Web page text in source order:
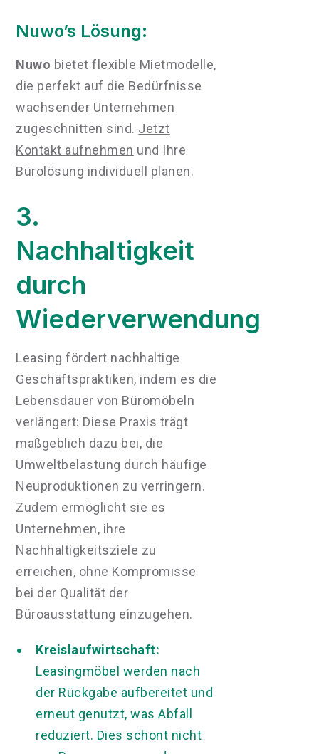
Nuwo’s Lösung:
Nuwo bietet flexible Mietmodelle,
die perfekt auf die Bedürfnisse
wachsender Unternehmen
zugeschnitten sind. Jetzt
Kontakt aufnehmen und Ihre
Bürolösung individuell planen.
3.
Nachhaltigkeit
durch
Wiederverwendung
Leasing fördert nachhaltige
Geschäftspraktiken, indem es die
Lebensdauer von Büromöbeln
verlängert: Diese Praxis trägt
maßgeblich dazu bei, die
Umweltbelastung durch häufige
Neuproduktionen zu verringern.
Zudem ermöglicht sie es
Unternehmen, ihre
Nachhaltigkeitsziele zu
erreichen, ohne Kompromisse
bei der Qualität der
Büroausstattung einzugehen.
Kreislaufwirtschaft:
Leasingmöbel werden nach
der Rückgabe aufbereitet und
erneut genutzt, was Abfall
reduziert. Dies schont nicht